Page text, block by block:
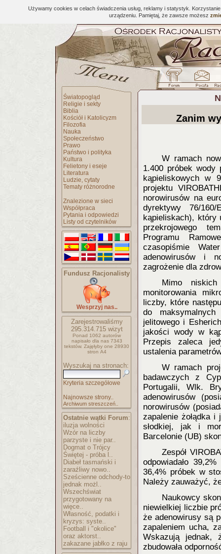
Używamy cookies w celach świadczenia usług, reklamy i statystyk.
urządzeniu. Pamiętaj, że zawsze możesz
Światopogląd
Religie i sekty
Biblia
Kościół i Katolicyzm
Filozofia
Nauka
Społeczeństwo
Prawo
Państwo i polityka
Kultura
Felietony i eseje
Literatura
Ludzie, cytaty
Tematy różnorodne
Znalezione w sieci
Współpraca
Pytania i odpowiedzi
Listy od czytelników
Fundusz Racjonalisty
Wesprzyj nas..
Zarejestrowaliśmy
295.314.715wizyt
Ponad 1062 autorów
napisało dla nas 7343
tekstów. Zajęłyby one 28930
stron A4
Wyszukaj na stronach:
Kryteria szczegółowe
Najnowsze strony..
Archiwum streszczeń..
Ostatnie wątki Forum:
iluzja wolności
Wzór na liczby
parzyste i nie par..
Dogmat o Trójcy
Świętej - próba l..
Diabeł tasmański i
zaraźliwy nowo..
Sześcienne odchody-to
jednak możl..
Wszechświat
przygotowany na
więce..
Własność, podatki i
kryzys: syste..
Football i "okolice"
oraz aktorst..
zakazane jabłko z raju
Zanim
W ramach
1.400 próbek wody
kąpieliskowych w
projektu
norowirusów na
dyrektywy 76/
kąpieliskach), który
przekrojowego
Programu
czasopiśmie
adenowirusów i
zagrożenie dla
Mimo
monitorowania
liczby, które
do
jelitowego i
jakości wody w
Przepis zaleca
ustalenia
W ramach
badawczych z
Portugalii, Wlk.
adenowirusów
norowirusów
zapalenie żołądka
słodkiej, jak i
Barcelonie (UB)
Zespół
odpowiadało
36,4% próbek w
Należy zauważyć,
Naukowcy
niewielkiej liczbie
że adenowirusy są
zapaleniem ucha,
Wskazują
zbudowała